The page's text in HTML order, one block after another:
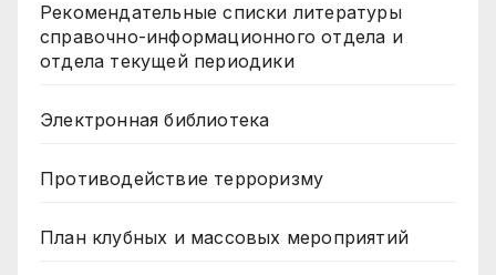
Рекомендательные списки литературы
справочно-информационного отдела и
отдела текущей периодики
Электронная библиотека
Противодействие терроризму
План клубных и массовых мероприятий